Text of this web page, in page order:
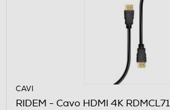
CAVI
RIDEM - Cavo HDMI 4K